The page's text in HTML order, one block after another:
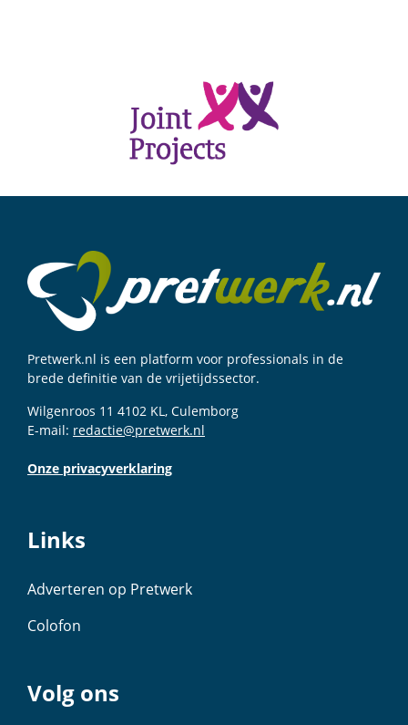
Pretwerk.nl is een platform voor professionals in de
brede definitie van de vrijetijdssector.
Wilgenroos 11 4102 KL, Culemborg
E-mail: redactie@pretwerk.nl
Onze privacyverklaring
Links
Adverteren op Pretwerk
Colofon
Volg ons